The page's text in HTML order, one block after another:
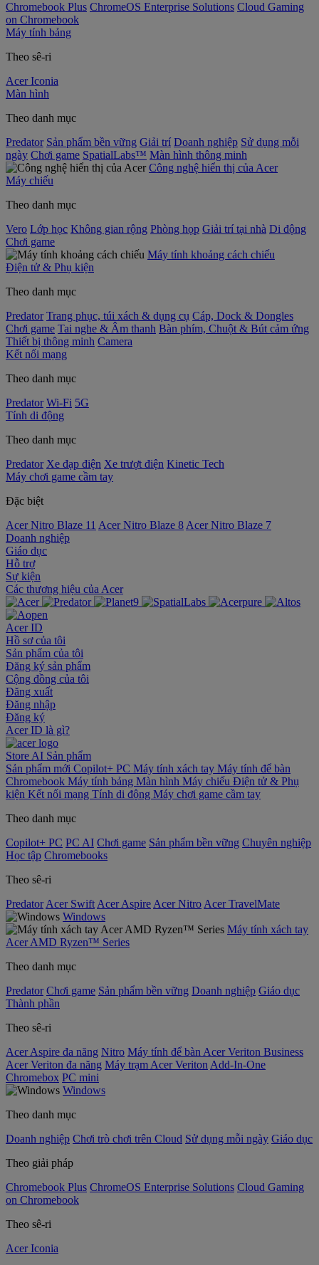
Chromebook Plus ChromeOS Enterprise Solutions Cloud Gaming
on Chromebook
Máy tính bảng
Theo sê-ri
Acer Iconia
Màn hình
Theo danh mục
Predator Sản phẩm bền vững Giải trí Doanh nghiệp Sử dụng mỗi
ngày Chơi game SpatialLabs™ Màn hình thông minh
Công nghệ hiển thị của Acer
Máy chiếu
Theo danh mục
Vero Lớp học Không gian rộng Phòng họp Giải trí tại nhà Di động
Chơi game
Máy tính khoảng cách chiếu
Điện tử & Phụ kiện
Theo danh mục
Predator Trang phục, túi xách & dụng cụ Cáp, Dock & Dongles
Chơi game Tai nghe & Âm thanh Bàn phím, Chuột & Bút cảm ứng
Thiết bị thông minh Camera
Kết nối mạng
Theo danh mục
Predator Wi-Fi 5G
Tính di động
Theo danh mục
Predator Xe đạp điện Xe trượt điện Kinetic Tech
Máy chơi game cầm tay
Đặc biệt
Acer Nitro Blaze 11 Acer Nitro Blaze 8 Acer Nitro Blaze 7
Doanh nghiệp
Giáo dục
Hỗ trợ
Sự kiện
‌Các thương hiệu của Acer
Acer ID
Hồ sơ của tôi
Sản phẩm của tôi
Đăng ký sản phẩm
Cộng đồng của tôi
Đăng xuất
Đăng nhập
Đăng ký
Acer ID là gì?
Store AI Sản phẩm
Sản phẩm mới Copilot+ PC Máy tính xách tay Máy tính để bàn
Chromebook Máy tính bảng Màn hình Máy chiếu Điện tử & Phụ
kiện Kết nối mạng Tính di động Máy chơi game cầm tay
Theo danh mục
Copilot+ PC PC AI Chơi game Sản phẩm bền vững Chuyên nghiệp
Học tập Chromebooks
Theo sê-ri
Predator Acer Swift Acer Aspire Acer Nitro Acer TravelMate
Windows
Máy tính xách tay
Acer AMD Ryzen™ Series
Theo danh mục
Predator Chơi game Sản phẩm bền vững Doanh nghiệp Giáo dục
Thành phần
Theo sê-ri
Acer Aspire đa năng Nitro Máy tính để bàn Acer Veriton Business
Acer Veriton đa năng Máy trạm Acer Veriton Add-In-One
Chromebox PC mini
Windows
Theo danh mục
Doanh nghiệp Chơi trò chơi trên Cloud Sử dụng mỗi ngày Giáo dục
Theo giải pháp
Chromebook Plus ChromeOS Enterprise Solutions Cloud Gaming
on Chromebook
Theo sê-ri
Acer Iconia